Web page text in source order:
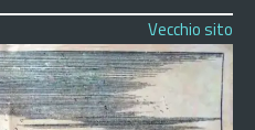
Vecchio sito